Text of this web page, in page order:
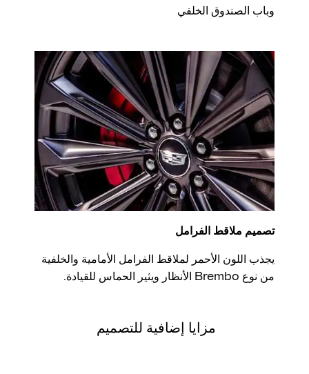
وباب الصندوق الخلفي
تصميم ملاقط الفرامل
يجذب اللون الأحمر لملاقط الفرامل الأمامية والخلفية
من نوع Brembo الأنظار ويثير الحماس للقيادة.
مزايا إضافية للتصميم